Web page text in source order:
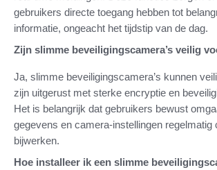
gebruikers directe toegang hebben tot
informatie, ongeacht het tijdstip van de dag.
Zijn slimme beveiligingscamera’s veilig
Ja, slimme beveiligingscamera’s kunnen
zijn uitgerust met sterke encryptie en
Het is belangrijk dat gebruikers bewust
gegevens en camera-instellingen regelmatig
bijwerken.
Hoe installeer ik een slimme